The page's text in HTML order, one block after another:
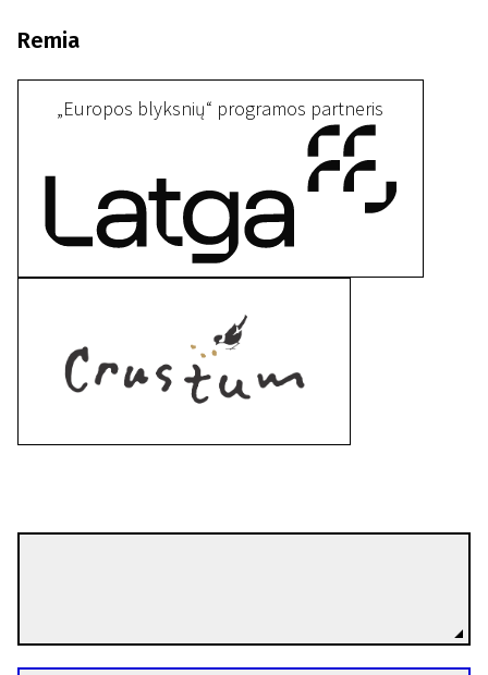
Remia
„Europos blyksnių“ programos partneris